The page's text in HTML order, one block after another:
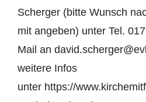
Scherger (bitte Wunsch
mit angeben) unter Tel.
Mail an
weitere Infos
unter https://